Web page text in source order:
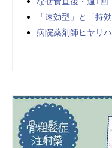
「速効型」と「持
病院薬剤師ヒヤリ